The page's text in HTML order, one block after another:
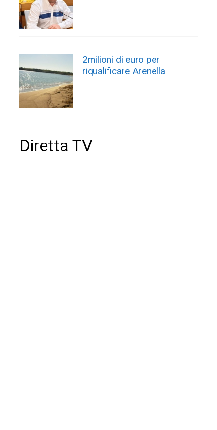
2milioni di euro per
riqualificare Arenella
Diretta TV